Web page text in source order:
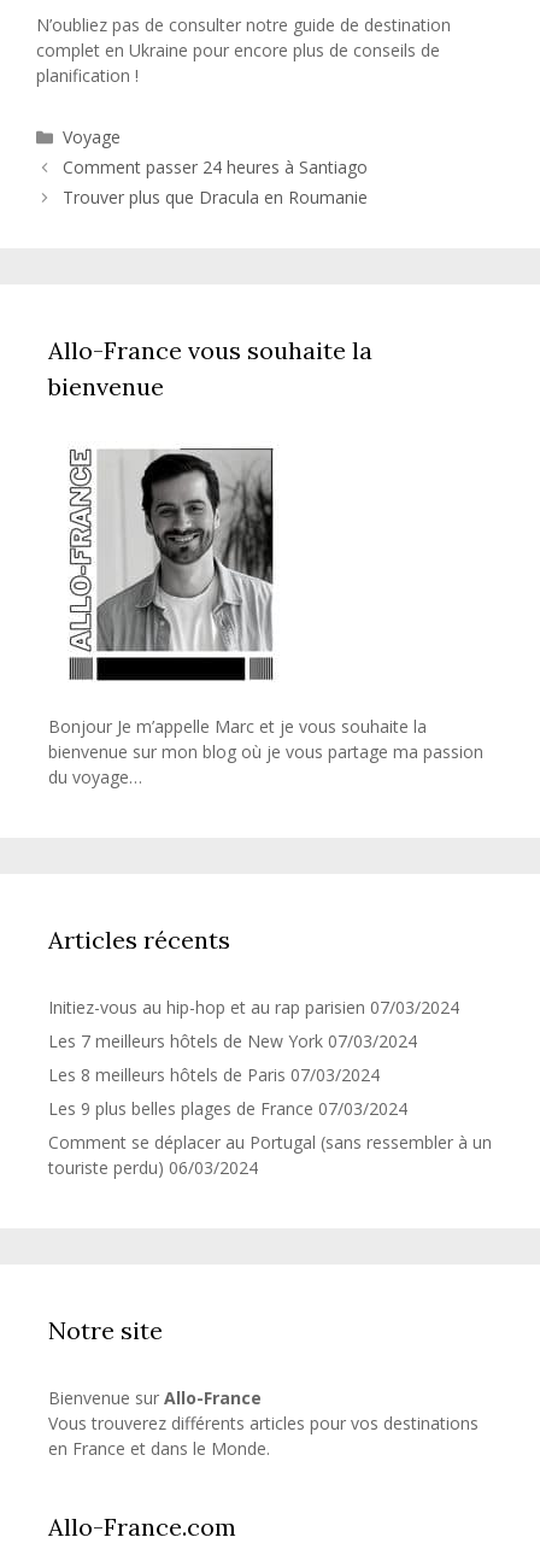
N’oubliez pas de consulter notre guide de destination
complet en Ukraine pour encore plus de conseils de
planification !
Catégories
Voyage
Comment passer 24 heures à Santiago
Trouver plus que Dracula en Roumanie
Allo-France vous souhaite la
bienvenue
Bonjour Je m’appelle Marc et je vous souhaite la
bienvenue sur mon blog où je vous partage ma passion
du voyage…
Articles récents
Initiez-vous au hip-hop et au rap parisien 07/03/2024
Les 7 meilleurs hôtels de New York 07/03/2024
Les 8 meilleurs hôtels de Paris 07/03/2024
Les 9 plus belles plages de France 07/03/2024
Comment se déplacer au Portugal (sans ressembler à un
touriste perdu) 06/03/2024
Notre site
Bienvenue sur Allo-France
Vous trouverez différents articles pour vos destinations
en France et dans le Monde.
Allo-France.com